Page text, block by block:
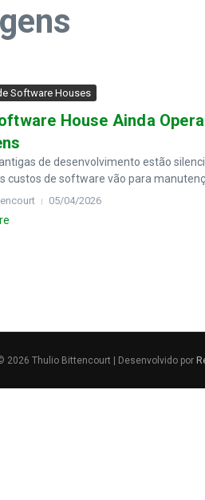
Software Houses
House Ainda
de desenvolvimento estão
custos de software vão para
05/04/2026
2026 Thulio Bittencourt | Desenvolvido por